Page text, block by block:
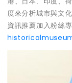
度來分析城市與文
資訊推薦加入粉絲